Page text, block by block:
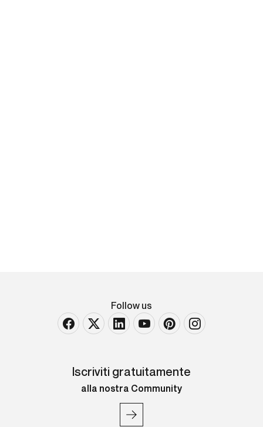
Follow us
Iscriviti gratuitamente
alla nostra Community